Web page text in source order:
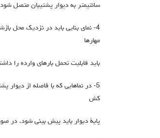
سانتیمتر به دیوار پشتیبان متصل
4- نماي بنایی باید در نزدیک محل
مهارها
باید قابلیت تحمل بارهاي وارده را
5- در نماهایی که با فاصله از
کش
پایۀ دیوار باید پیش بینی شود. در